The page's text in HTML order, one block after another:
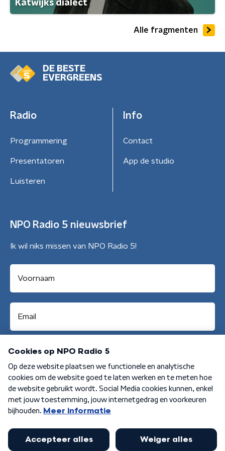
Katwijks dialect
Alle fragmenten
DE BESTE
EVERGREENS
Radio
Programmering
Presentatoren
Luisteren
Info
Contact
App de studio
NPO Radio 5 nieuwsbrief
Ik wil niks missen van NPO Radio 5!
Aanmelden
Algemene voorwaarden Privacybeleid